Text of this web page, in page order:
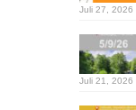
Juli 27, 2026
Juli 21, 2026